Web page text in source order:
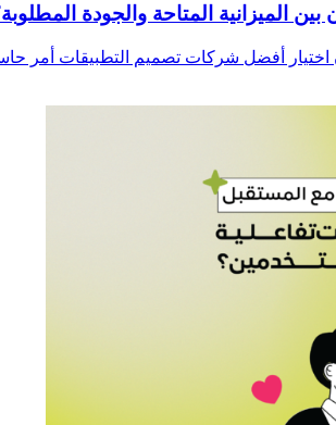
الميزانية المتاحة والجودة
أفضل شركات تصميم التطبيقات أمر